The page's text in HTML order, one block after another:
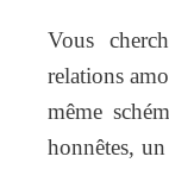
Vous
relations
même
honnêtes,